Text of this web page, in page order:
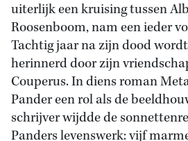
uiterlijk een kruising tussen
Roosenboom, nam een ieder
Tachtig jaar na zijn dood
herinnerd door zijn
Couperus. In diens roman
Pander een rol als de
schrijver wijdde de
Panders levenswerk: vijf